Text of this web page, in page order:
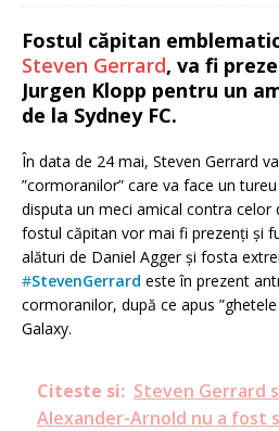
Fostul căpitan
Steven Gerrard, va fi
Jurgen Klopp pentru un
de la Sydney FC.
În data de 24 mai, Steven Gerrard
”cormoranilor” care va face un
disputa un meci amical contra celor
fostul căpitan vor mai fi prezenți și
alături de Daniel Agger și fosta
#StevenGerrard este în prezent
cormoranilor, după ce apus
Galaxy.
Citeste si: Steven Gerrard
Alexander-Arnold nu a fost